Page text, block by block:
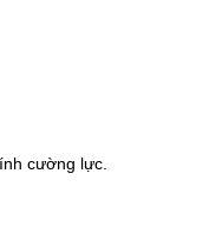
cường lực.